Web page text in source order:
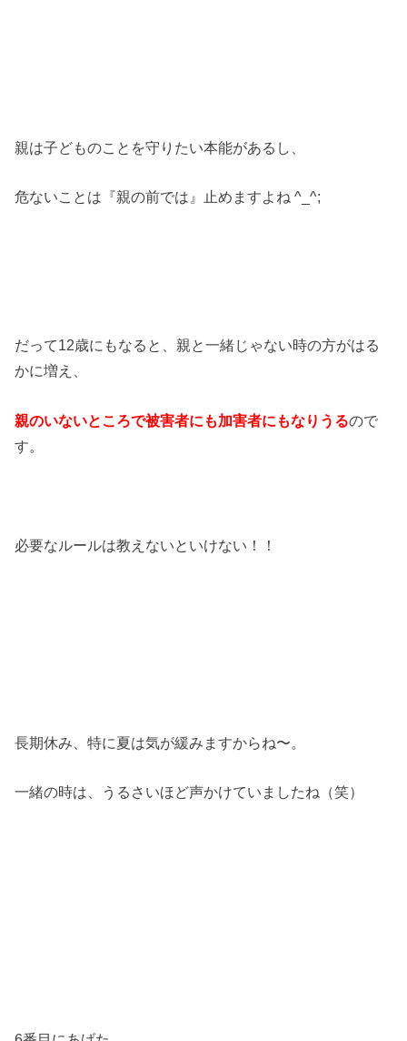
親は子どものことを守りたい本能があるし、
危ないことは『親の前では』止めますよね ^_^;
だって12歳にもなると、親と一緒じゃない時の方がはる
かに増え、
親のいないところで被害者にも加害者にもなりうるので
す。
必要なルールは教えないといけない！！
長期休み、特に夏は気が緩みますからね〜。
一緒の時は、うるさいほど声かけていましたね（笑）